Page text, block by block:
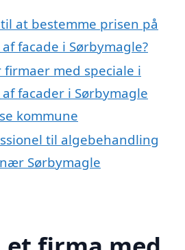
at bestemme prisen på
facade i Sørbymagle?
med speciale i
facader i Sørbymagle
kommune
til algebehandling
Sørbymagle